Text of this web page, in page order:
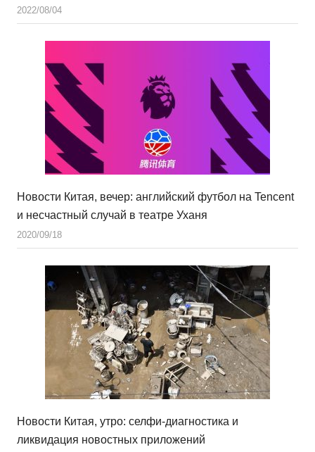
2022/08/04
Новости Китая, вечер: английский футбол на Tencent
и несчастный случай в театре Уханя
2020/09/18
Новости Китая, утро: селфи-диагностика и
ликвидация новостных приложений